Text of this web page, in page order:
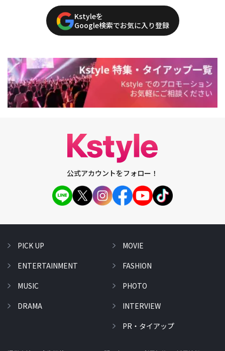
Kstyleを
Google検索でお気に入り登録
公式アカウントをフォロー！
PICK UP
ENTERTAINMENT
MUSIC
DRAMA
MOVIE
FASHION
PHOTO
INTERVIEW
PR・タイアップ